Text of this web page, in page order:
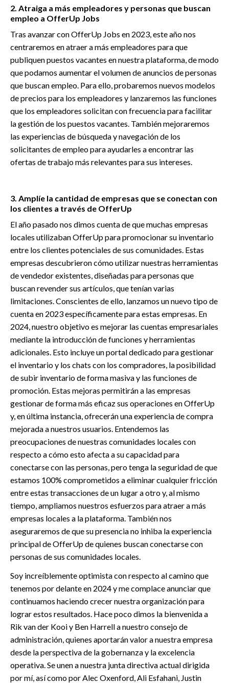
2. Atraiga a más empleadores y personas que buscan
empleo a OfferUp Jobs
Tras avanzar con OfferUp Jobs en 2023, este año nos
centraremos en atraer a más empleadores para que
publiquen puestos vacantes en nuestra plataforma, de modo
que podamos aumentar el volumen de anuncios de personas
que buscan empleo. Para ello, probaremos nuevos modelos
de precios para los empleadores y lanzaremos las funciones
que los empleadores solicitan con frecuencia para facilitar
la gestión de los puestos vacantes. También mejoraremos
las experiencias de búsqueda y navegación de los
solicitantes de empleo para ayudarles a encontrar las
ofertas de trabajo más relevantes para sus intereses.
3. Amplíe la cantidad de empresas que se conectan con
los clientes a través de OfferUp
El año pasado nos dimos cuenta de que muchas empresas
locales utilizaban OfferUp para promocionar su inventario
entre los clientes potenciales de sus comunidades. Estas
empresas descubrieron cómo utilizar nuestras herramientas
de vendedor existentes, diseñadas para personas que
buscan revender sus artículos, que tenían varias
limitaciones. Conscientes de ello, lanzamos un nuevo tipo de
cuenta en 2023 específicamente para estas empresas. En
2024, nuestro objetivo es mejorar las cuentas empresariales
mediante la introducción de funciones y herramientas
adicionales. Esto incluye un portal dedicado para gestionar
el inventario y los chats con los compradores, la posibilidad
de subir inventario de forma masiva y las funciones de
promoción. Estas mejoras permitirán a las empresas
gestionar de forma más eficaz sus operaciones en OfferUp
y, en última instancia, ofrecerán una experiencia de compra
mejorada a nuestros usuarios. Entendemos las
preocupaciones de nuestras comunidades locales con
respecto a cómo esto afecta a su capacidad para
conectarse con las personas, pero tenga la seguridad de que
estamos 100% comprometidos a eliminar cualquier fricción
entre estas transacciones de un lugar a otro y, al mismo
tiempo, ampliamos nuestros esfuerzos para atraer a más
empresas locales a la plataforma. También nos
aseguraremos de que su presencia no inhiba la experiencia
principal de OfferUp de quienes buscan conectarse con
personas de sus comunidades locales.
Soy increíblemente optimista con respecto al camino que
tenemos por delante en 2024 y me complace anunciar que
continuamos haciendo crecer nuestra organización para
lograr estos resultados. Hace poco dimos la bienvenida a
Rik van der Kooi y Ben Harrell a nuestro consejo de
administración, quienes aportarán valor a nuestra empresa
desde la perspectiva de la gobernanza y la excelencia
operativa. Se unen a nuestra junta directiva actual dirigida
por mí, así como por Alec Oxenford, Ali Esfahani, Justin